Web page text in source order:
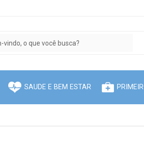
SAUDE E BEM ESTAR